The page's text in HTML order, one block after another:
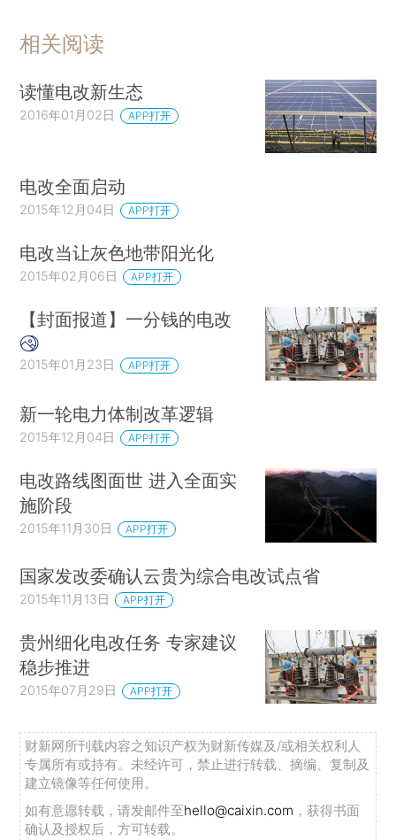
相关阅读
读懂电改新生态
2016年01月02日 APP打开
电改全面启动
2015年12月04日 APP打开
电改当让灰色地带阳光化
2015年02月06日 APP打开
【封面报道】一分钱的电改
2015年01月23日 APP打开
新一轮电力体制改革逻辑
2015年12月04日 APP打开
电改路线图面世 进入全面实
施阶段
2015年11月30日 APP打开
国家发改委确认云贵为综合电改试点省
2015年11月13日 APP打开
贵州细化电改任务 专家建议
稳步推进
2015年07月29日 APP打开
财新网所刊载内容之知识产权为财新传媒及/或相关权利人
专属所有或持有。未经许可，禁止进行转载、摘编、复制及
建立镜像等任何使用。
如有意愿转载，请发邮件至hello@caixin.com ，获得书面
确认及授权后，方可转载。